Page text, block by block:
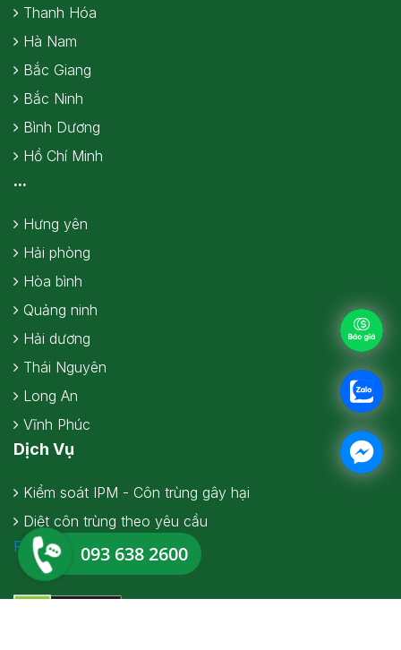
Thanh Hóa
Hà Nam
Bắc Giang
Bắc Ninh
Bình Dương
Hồ Chí Minh
...
Hưng yên
Hải phòng
Hòa bình
Quảng ninh
Hải dương
Thái Nguyên
Long An
Vĩnh Phúc
Dịch Vụ
Kiểm soát IPM - Côn trùng gây hại
Diệt côn trùng theo yêu cầu
Facebook 093 638 2600